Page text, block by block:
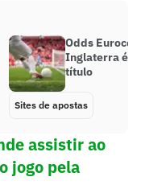
Odds
Inglaterra é
título
Sites de apostas
assistir ao
jogo pela